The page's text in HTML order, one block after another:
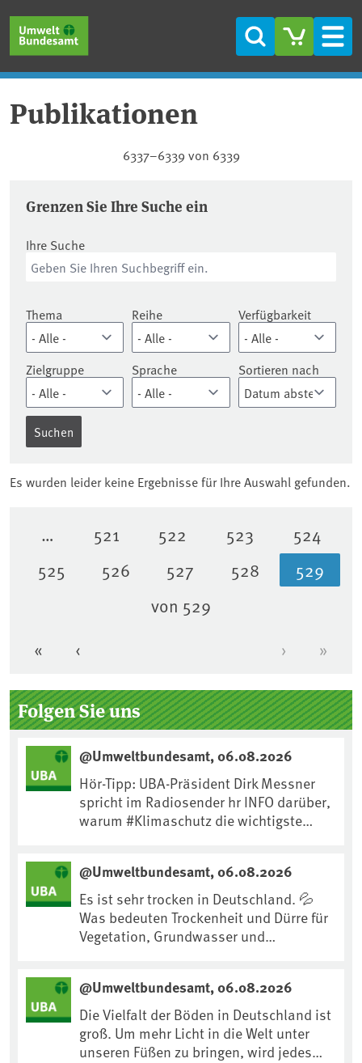
Suche
Publikationen
Publikationen
6337–6339 von 6339
Grenzen Sie Ihre Suche ein
Ihre Suche
Thema Reihe Verfügbarkeit
Zielgruppe Sprache Sortieren nach
Es wurden leider keine Ergebnisse für Ihre Auswahl gefunden.
Erste Seite
« Vorherige Seite
‹
… Seite
521 Seite
522 Seite
523 Seite
524
Seite
525 Seite
526 Seite
527 Seite
528
529
von 529
Nächste
› »
Seitenleiste
Folgen Sie uns
@Umweltbundesamt, 06.08.2026
Hör-Tipp: UBA-Präsident Dirk Messner
spricht im Radiosender hr INFO darüber,
warum #Klimaschutz die wichtigste
https://www.ardsounds.de/episode/urn
:ard:episode:0e7cf1c4b819c26d/
@Umweltbundesamt, 06.08.2026
Es ist sehr trocken in Deutschland. 💦
Was bedeuten Trockenheit und Dürre für
Vegetation, Grundwasser und
anpassen?🤔Antworten auf diese und
weitere Fragen auf unserer Webseite:
www.uba.de/trockenheit #Trockenheit
#Klimawandel
@Umweltbundesamt, 06.08.2026
Die Vielfalt der Böden in Deutschland ist
groß. Um mehr Licht in die Welt unter
unseren Füßen zu bringen, wird jedes